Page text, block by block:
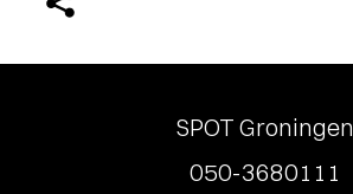
SPOT Groningen
050-3680111